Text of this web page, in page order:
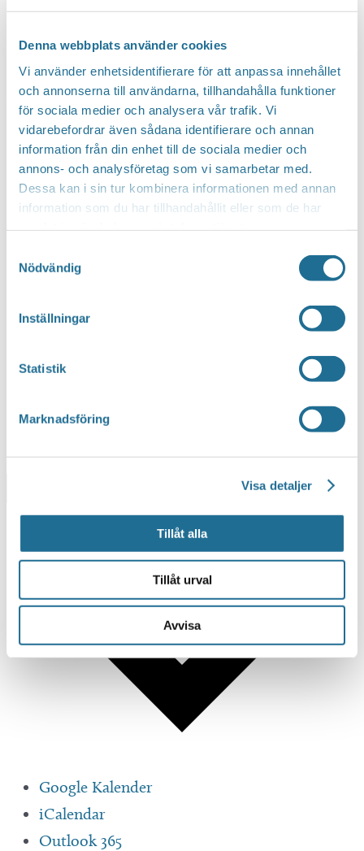
Denna webbplats använder cookies
Vi använder enhetsidentifierare för att anpassa innehållet
och annonserna till användarna, tillhandahålla funktioner
för sociala medier och analysera vår trafik. Vi
vidarebefordrar även sådana identifierare och annan
information från din enhet till de sociala medier och
annons- och analysföretag som vi samarbetar med.
Dessa kan i sin tur kombinera informationen med annan
information som du har tillhandahållit eller som de har
Nödvändig
Inställningar
Statistik
Marknadsföring
Visa detaljer
Tillåt alla
Tillåt urval
Avvisa
håller i mikrofonen.
Denna kväll har vi med oss våra musiker-kollegor
som gör en fantastisk tolkning av numera
legendariska U2. Det blir två akter med två band
och många hits från dessa band.
Köp biljett
Google Kalender
iCalendar
Outlook 365